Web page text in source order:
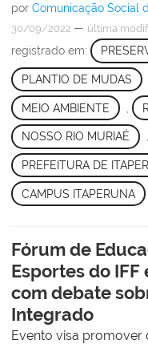
por Comunicação Social
30/09/2022 — última
registrado em:
PLANTIO DE MUDAS
MEIO AMBIENTE
NOSSO RIO MURIAÉ ,
PREFEITURA DE
CAMPUS ITAPERUNA
Fórum de
Esportes do
com debate
Integrado
Evento visa promover